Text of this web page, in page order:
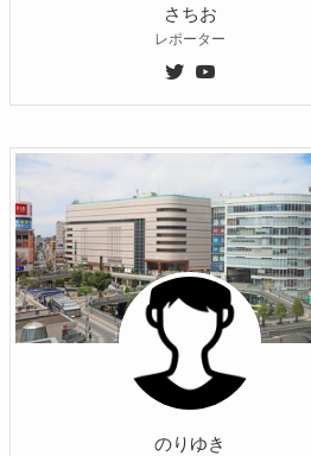
さちお
レポーター
のりゆき